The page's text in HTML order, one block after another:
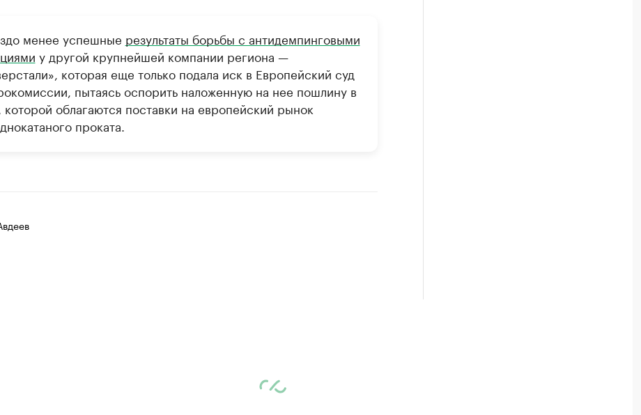
менее успешные результаты борьбы с антидемпинговыми
у другой крупнейшей компании региона —
которая еще только подала иск в Европейский суд
пытаясь оспорить наложенную на нее пошлину в
которой облагаются поставки на европейский рынок
проката.